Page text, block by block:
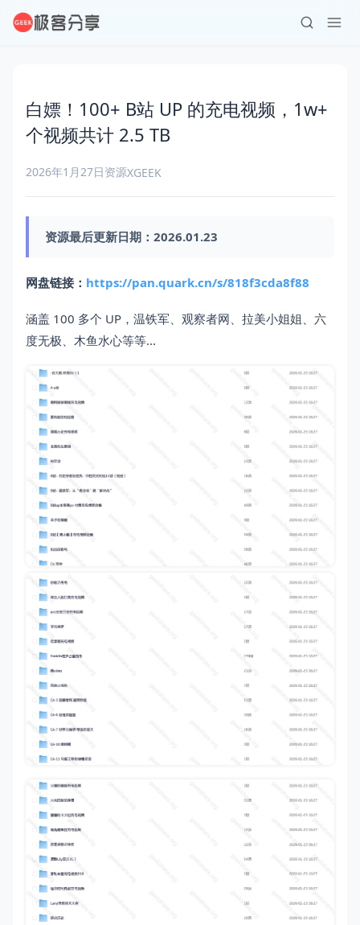
白嫖！100+ B站 UP 的充电视频，1w+
个视频共计 2.5 TB
2026年1月27日资源XGEEK
资源最后更新日期：2026.01.23
网盘链接： https://pan.quark.cn/s/818f3cda8f88
涵盖 100 多个 UP，温铁军、观察者网、拉美小姐姐、六
度无极、木鱼水心等等...